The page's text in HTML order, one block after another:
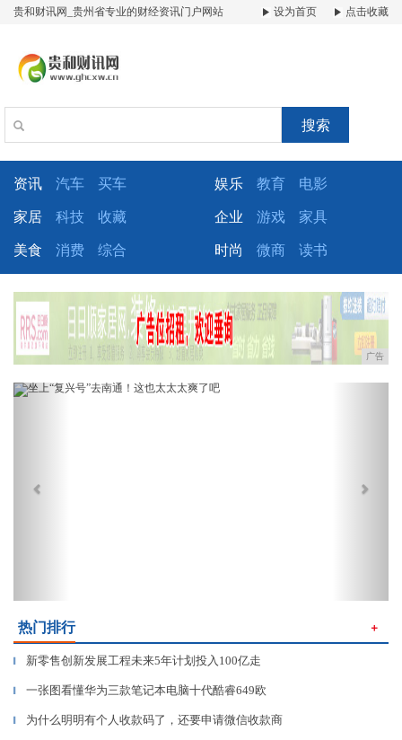
贵和财讯网_贵州省专业的财经资讯门户网站 设为首页 点击收藏
搜索
资讯 汽车 买车 娱乐 教育 电影
家居 科技 收藏 企业 游戏 家具
美食 消费 综合 时尚 微商 读书
广告
Previous
热门排行 ＋
▎ 新零售创新发展工程未来5年计划投入100亿走
▎ 一张图看懂华为三款笔记本电脑十代酷睿649欧
▎ 为什么明明有个人收款码了，还要申请微信收款商